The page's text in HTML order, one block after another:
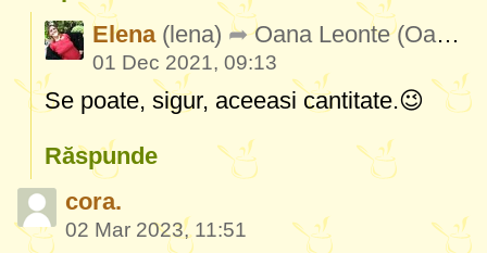
Elena (lena) Oana Leonte(OanaLeonte893)
01 Dec 2021, 09:13
Se poate, sigur, aceeasi cantitate.😉
Răspunde
cora.
02 Mar 2023, 11:51